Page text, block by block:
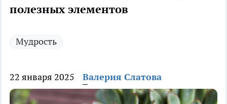
полезных элементов
Мудрость
22 января 2025 Валерия Слатова